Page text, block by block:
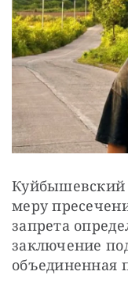
Куйбышевский
меру
запрета
заключение
объединенная